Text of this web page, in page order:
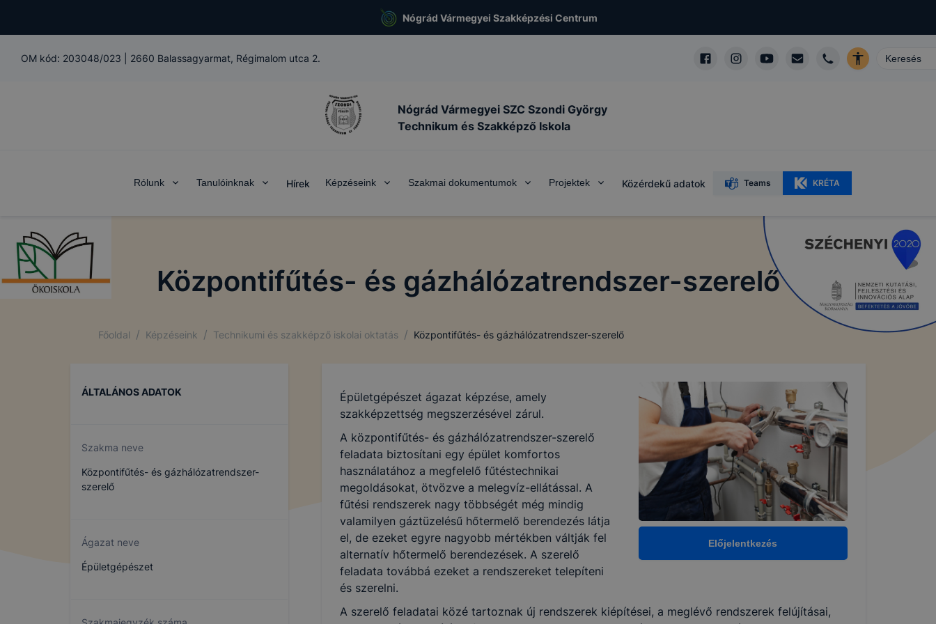
Nógrád Vármegyei Szakképzési Centrum
OM kód: 203048/023 2660 Balassagyarmat, Régimalom utca 2.
Nógrád Vármegyei SZC Szondi György
Technikum és Szakképző Iskola
Rólunk Tanulóinknak Hírek Képzéseink Szakmai dokumentumok Projektek Közérdekű adatok Teams KRÉTA
Központifűtés- és gázhálózatrendszer-szerelő
Főoldal / Képzéseink / Technikumi és szakképző iskolai oktatás / Központifűtés- és gázhálózatrendszer-szerelő
ÁLTALÁNOS ADATOK
Szakma neve
Központifűtés- és gázhálózatrendszer-
szerelő
Ágazat neve
Épületgépészet
Előjelentkezés
Épületgépészet ágazat képzése, amely
szakképzettség megszerzésével zárul.
A központifűtés- és gázhálózatrendszer-szerelő
feladata biztosítani egy épület komfortos
használatához a megfelelő fűtéstechnikai
megoldásokat, ötvözve a melegvíz-ellátással. A
fűtési rendszerek nagy többségét még mindig
valamilyen gáztüzelésű hőtermelő berendezés látja
el, de ezeket egyre nagyobb mértékben váltják fel
alternatív hőtermelő berendezések. A szerelő
feladata továbbá ezeket a rendszereket telepíteni
és szerelni.
A szerelő feladatai közé tartoznak új rendszerek kiépítései, a meglévő rendszerek felújításai,